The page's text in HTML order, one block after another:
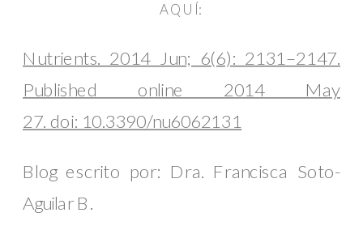
AQUÍ:
Nutrients. 2014 Jun; 6(6): 2131–2147.
Published online 2014 May
27. doi: 10.3390/nu6062131
Blog escrito por: Dra. Francisca Soto-
Aguilar B.